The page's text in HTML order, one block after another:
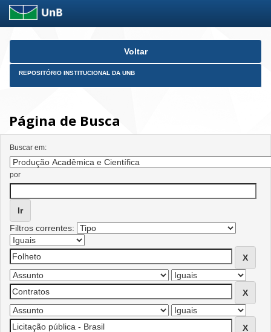
Skip
Voltar
REPOSITÓRIO INSTITUCIONAL DA UNB
Página de Busca
Buscar em:
por
Filtros correntes: